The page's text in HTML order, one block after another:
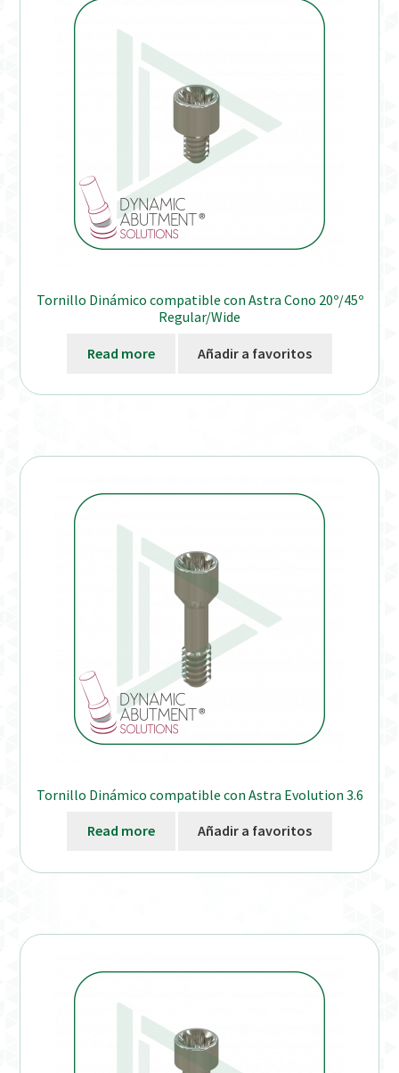
Tornillo Dinámico compatible con Astra Cono 20º/45º
Regular/Wide
Read more Añadir a favoritos
Tornillo Dinámico compatible con Astra Evolution 3.6
Read more Añadir a favoritos